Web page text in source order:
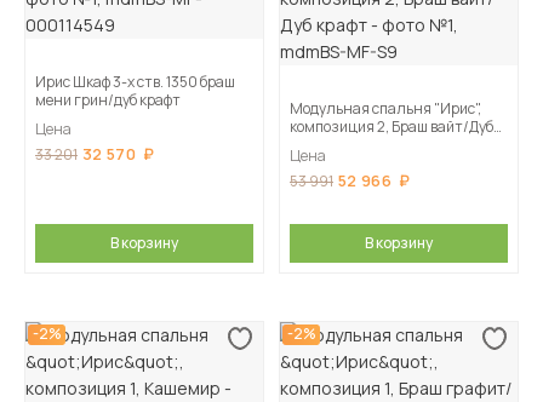
Ирис Шкаф 3-х ств. 1350 браш
мени грин/дуб крафт
Цена
33 201 32 570
В корзину
Модульная спальня "Ирис",
композиция 2, Браш вайт/Дуб
Цена
53 991 52 966
В корзину
-2% -2%